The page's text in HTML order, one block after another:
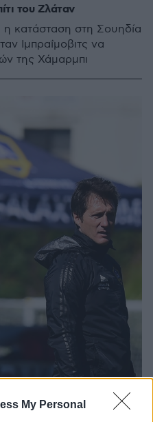
My Personal
του Ζλάταν
η κατάσταση στη Σουηδία
Ιμπραΐμοβιτς να
της Χάμαρμπι
είχε κινηθεί για τον